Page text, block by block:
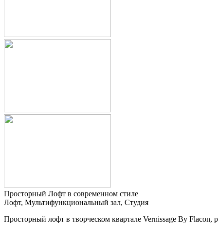
Просторный Лофт в современном стиле
Лофт, Мультифункциональный зал, Студия
Просторный лофт в творческом квартале Vernissage By